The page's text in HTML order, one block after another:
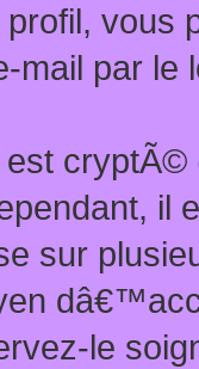
profil,
par le
est
il
sur
le